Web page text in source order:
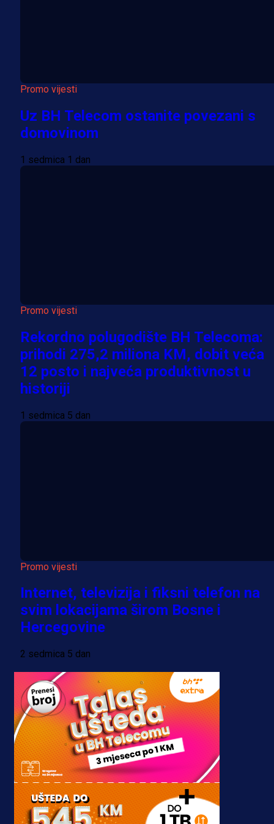
Promo vijesti
Uz BH Telecom ostanite povezani s
domovinom
1 sedmica 1 dan
Promo vijesti
Rekordno polugodište BH Telecoma:
prihodi 275,2 miliona KM, dobit veća
12 posto i najveća produktivnost u
historiji
1 sedmica 5 dan
Promo vijesti
Internet, televizija i fiksni telefon na
svim lokacijama širom Bosne i
Hercegovine
2 sedmica 5 dan